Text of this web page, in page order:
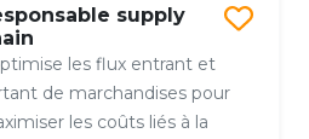
supply
les flux entrant et
de marchandises pour
les coûts liés à la